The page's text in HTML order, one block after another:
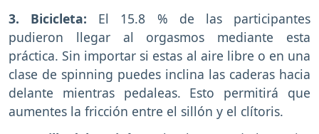
3. Bicicleta: El 15.8 % de las participantes
pudieron llegar al orgasmos mediante esta
práctica. Sin importar si estas al aire libre o en una
clase de spinning puedes inclina las caderas hacia
delante mientras pedaleas. Esto permitirá que
aumentes la fricción entre el sillón y el clítoris.